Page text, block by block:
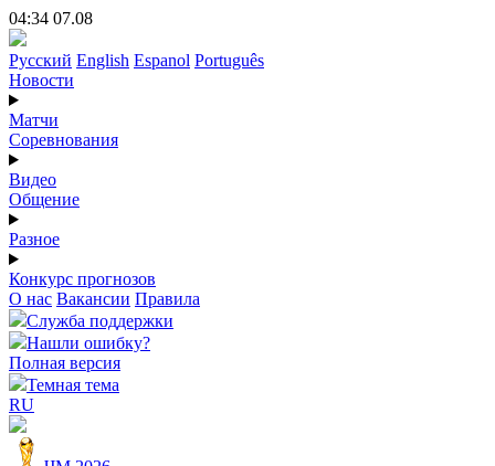
04:34 07.08
Русский English Espanol Português
Новости
Матчи
Соревнования
Видео
Общение
Разное
Конкурс прогнозов
О нас Вакансии Правила
Служба поддержки
Нашли ошибку?
Полная версия
Темная тема
RU